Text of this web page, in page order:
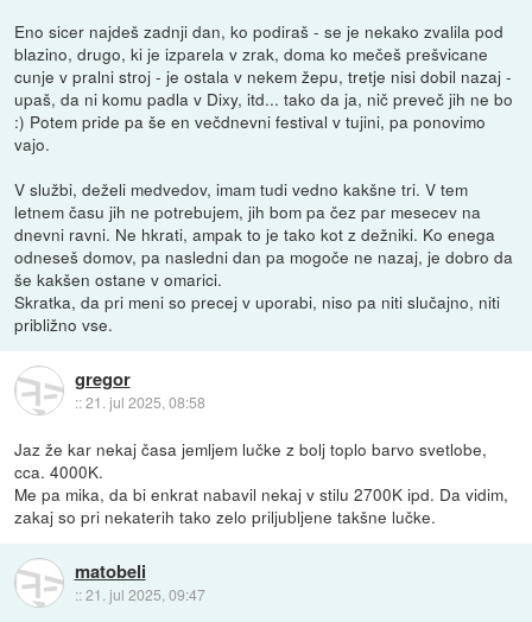
Eno sicer najdeš zadnji dan, ko podiraš - se je nekako zvalila pod
blazino, drugo, ki je izparela v zrak, doma ko mečeš prešvicane
cunje v pralni stroj - je ostala v nekem žepu, tretje nisi dobil nazaj -
upaš, da ni komu padla v Dixy, itd... tako da ja, nič preveč jih ne bo
:) Potem pride pa še en večdnevni festival v tujini, pa ponovimo
vajo.
V službi, deželi medvedov, imam tudi vedno kakšne tri. V tem
letnem času jih ne potrebujem, jih bom pa čez par mesecev na
dnevni ravni. Ne hkrati, ampak to je tako kot z dežniki. Ko enega
odneseš domov, pa nasledni dan pa mogoče ne nazaj, je dobro da
še kakšen ostane v omarici.
Skratka, da pri meni so precej v uporabi, niso pa niti slučajno, niti
približno vse.
gregor
::21. jul 2025, 08:58
Jaz že kar nekaj časa jemljem lučke z bolj toplo barvo svetlobe,
cca. 4000K.
Me pa mika, da bi enkrat nabavil nekaj v stilu 2700K ipd. Da vidim,
zakaj so pri nekaterih tako zelo priljubljene takšne lučke.
matobeli
::21. jul 2025, 09:47